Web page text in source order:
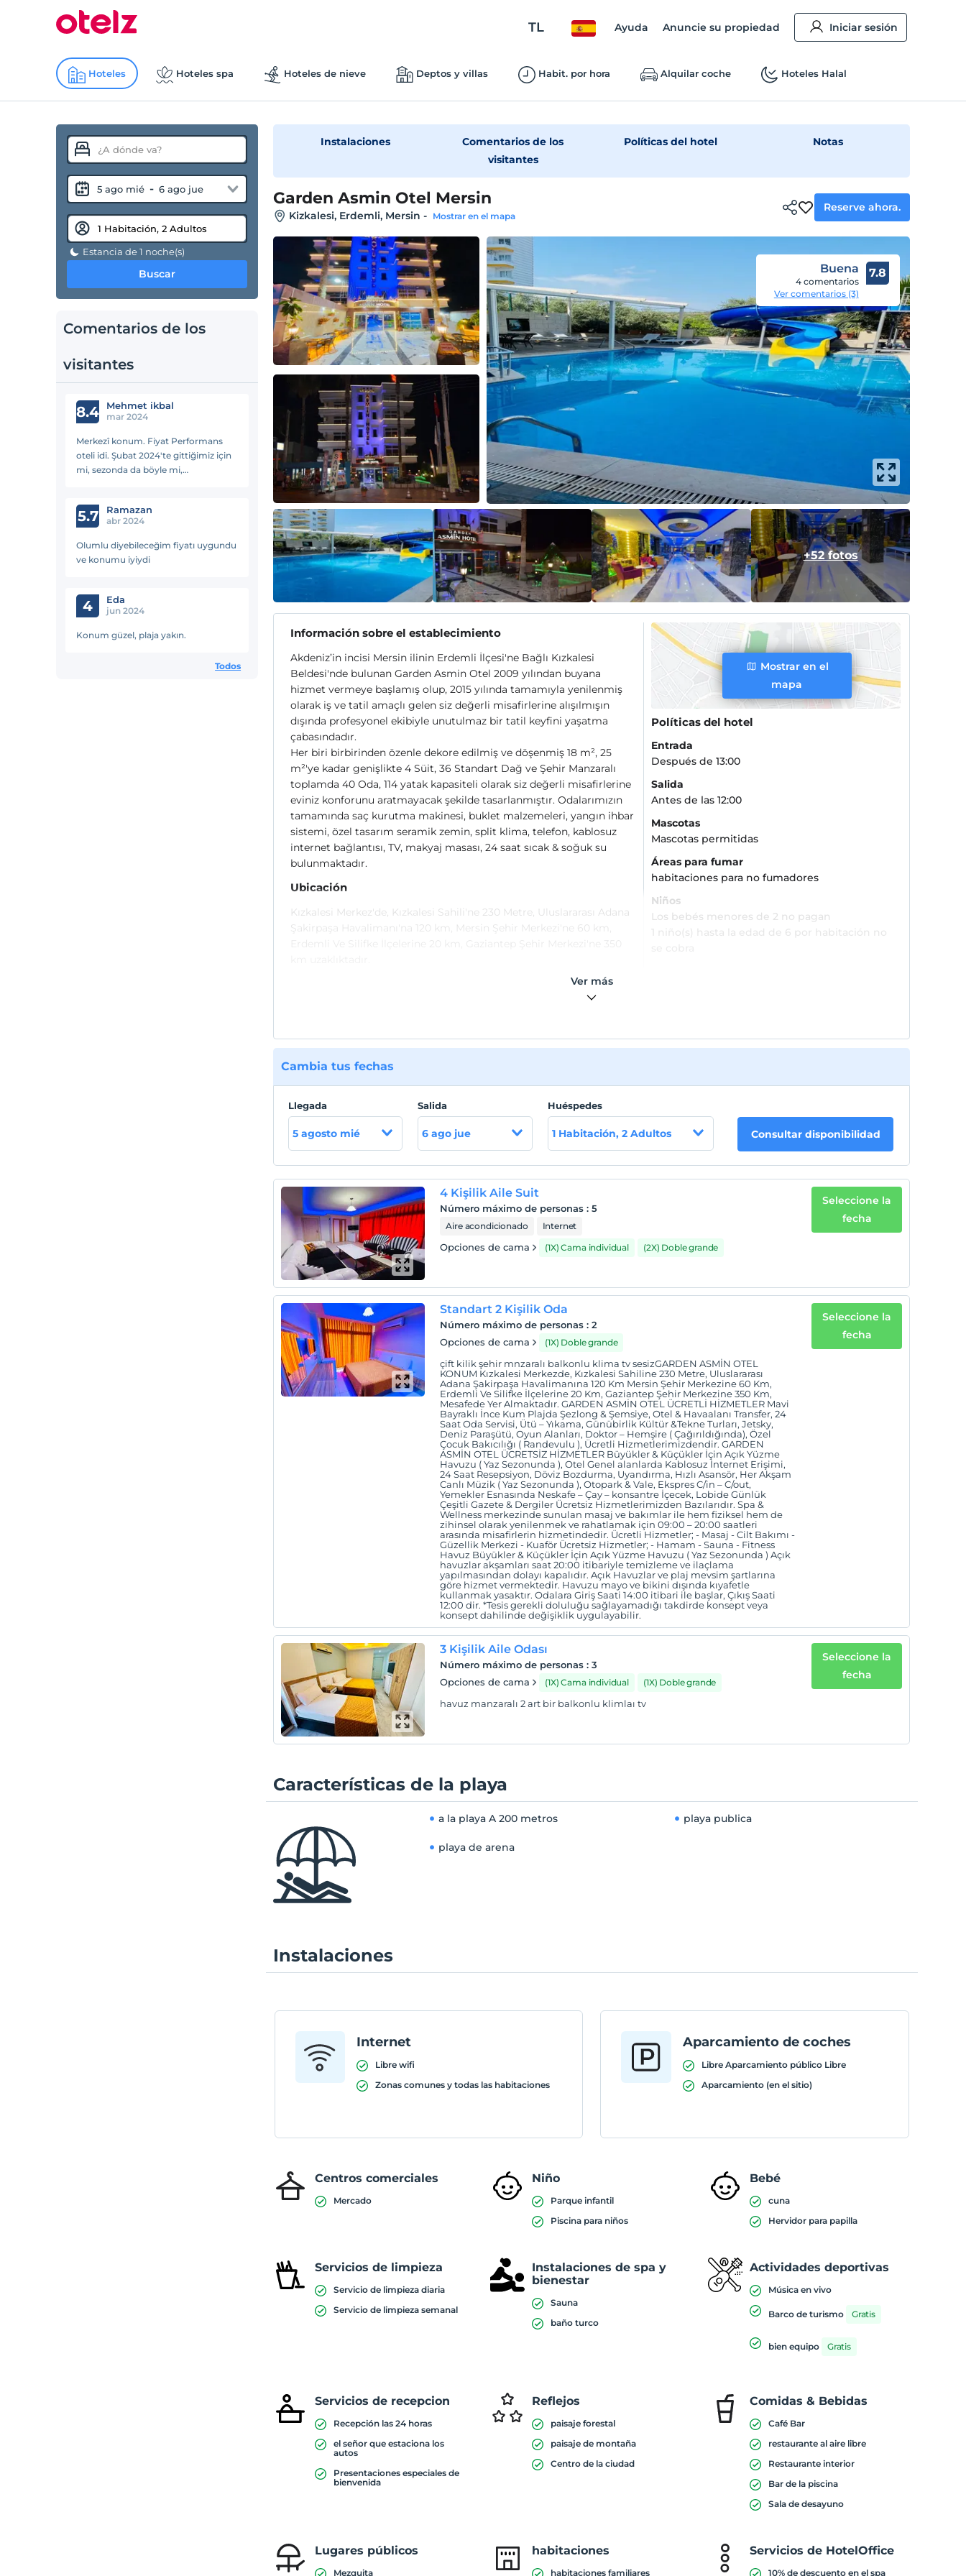
TL Ayuda Anuncie su propiedad Iniciar sesión
Hoteles Hoteles spa Hoteles de nieve Deptos y villas Habit. por hora Alquilar coche Hoteles Halal
5 ago mié - 6 ago jue
Estancia de 1 noche(s)
Buscar
Comentarios de los
visitantes
8.4 Mehmet i̇kbal
mar 2024
Merkezî konum. Fiyat Performans
oteli idi. Şubat 2024'te gittiğimiz için
mi, sezonda da böyle mi,
zaten. Sezon olmayınca, bunlar yok
5.7 Ramazan
abr 2024
Olumlu diyebileceğim fiyatı uygundu
ve konumu iyiydi
4 Eda
jun 2024
Konum güzel, plaja yakın.
Todos
Instalaciones
Comentarios de los
visitantes
Políticas del hotel Notas
Garden Asmin Otel Mersin
Kizkalesi, Erdemli, Mersin - Mostrar en el mapa
Reserve ahora.
Buena
4 comentarios
Ver comentarios (3)
7.8
+52 fotos
Información sobre el establecimiento
Akdeniz’in incisi Mersin ilinin Erdemli İlçesi'ne Bağlı Kızkalesi
Beldesi'nde bulunan Garden Asmin Otel 2009 yılından buyana
hizmet vermeye başlamış olup, 2015 yılında tamamıyla yenilenmiş
olarak iş ve tatil amaçlı gelen siz değerli misafirlerine alışılmışın
dışında profesyonel ekibiyle unutulmaz bir tatil keyfini yaşatma
çabasındadır.
Her biri birbirinden özenle dekore edilmiş ve döşenmiş 18 m², 25
m²'ye kadar genişlikte 4 Süit, 36 Standart Dağ ve Şehir Manzaralı
toplamda 40 Oda, 114 yatak kapasiteli olarak siz değerli misafirlerine
eviniz konforunu aratmayacak şekilde tasarlanmıştır. Odalarımızın
tamamında saç kurutma makinesi, buklet malzemeleri, yangın ihbar
sistemi, özel tasarım seramik zemin, split klima, telefon, kablosuz
internet bağlantısı, TV, makyaj masası, 24 saat sıcak & soğuk su
bulunmaktadır.
Ubicación
Kızkalesi Merkez'de, Kızkalesi Sahili'ne 230 Metre, Uluslararası Adana
Şakirpaşa Havalimanı'na 120 km, Mersin Şehir Merkezi'ne 60 km,
Mostrar en el
mapa
Políticas del hotel
Entrada
Después de 13:00
Salida
Antes de las 12:00
Mascotas
Mascotas permitidas
Áreas para fumar
habitaciones para no fumadores
Niños
Los bebés menores de 2 no pagan
1 niño(s) hasta la edad de 6 por habitación no
Ver más
Cambia tus fechas
Llegada
5 agosto mié
Salida
6 ago jue
Huéspedes
1 Habitación, 2 Adultos Consultar disponibilidad
4 Kişilik Aile Suit
Número máximo de personas :5
Aire acondicionado Internet
Opciones de cama (1X) Cama individual (2X) Doble grande
Seleccione la
fecha
Standart 2 Kişilik Oda
Número máximo de personas :2
Opciones de cama
(1X) Doble grande
çift kilik şehir mnzaralı balkonlu klima tv sesizGARDEN ASMİN OTEL
KONUM Kızkalesi Merkezde, Kızkalesi Sahiline 230 Metre, Uluslararası
Adana Şakirpaşa Havalimanına 120 Km Mersin Şehir Merkezine 60 Km,
Erdemli Ve Silifke İlçelerine 20 Km, Gaziantep Şehir Merkezine 350 Km,
Mesafede Yer Almaktadır. GARDEN ASMİN OTEL ÜCRETLİ HİZMETLER Mavi
Bayraklı İnce Kum Plajda Şezlong & Şemsiye, Otel & Havaalanı Transfer, 24
Saat Oda Servisi, Ütü – Yıkama, Günübirlik Kültür &Tekne Turları, Jetsky,
Deniz Paraşütü, Oyun Alanları, Doktor – Hemşire ( Çağırıldığında), Özel
Çocuk Bakıcılığı ( Randevulu ), Ücretli Hizmetlerimizdendir. GARDEN
ASMİN OTEL ÜCRETSİZ HİZMETLER Büyükler & Küçükler İçin Açık Yüzme
Havuzu ( Yaz Sezonunda ), Otel Genel alanlarda Kablosuz İnternet Erişimi,
24 Saat Resepsiyon, Döviz Bozdurma, Uyandırma, Hızlı Asansör, Her Akşam
Canlı Müzik ( Yaz Sezonunda ), Otopark & Vale, Ekspres C/in – C/out,
Yemekler Esnasında Neskafe – Çay – konsantre İçecek, Lobide Günlük
Çeşitli Gazete & Dergiler Ücretsiz Hizmetlerimizden Bazılarıdır. Spa &
Wellness merkezinde sunulan masaj ve bakımlar ile hem fiziksel hem de
zihinsel olarak yenilenmek ve rahatlamak için 09:00 – 20:00 saatleri
arasında misafirlerin hizmetindedir. Ücretli Hizmetler; - Masaj - Cilt Bakımı -
Güzellik Merkezi - Kuaför Ücretsiz Hizmetler; - Hamam - Sauna - Fitness
Havuz Büyükler & Küçükler İçin Açık Yüzme Havuzu ( Yaz Sezonunda ) Açık
havuzlar akşamları saat 20:00 itibariyle temizleme ve ilaçlama
yapılmasından dolayı kapalıdır. Açık Havuzlar ve plaj mevsim şartlarına
göre hizmet vermektedir. Havuzu mayo ve bikini dışında kıyafetle
kullanmak yasaktır. Odalara Giriş Saati 14:00 itibari ile başlar, Çıkış Saati
12:00 dir. *Tesis gerekli doluluğu sağlayamadığı takdirde konsept veya
konsept dahilinde değişiklik uygulayabilir.
Seleccione la
fecha
3 Kişilik Aile Odası
Número máximo de personas :3
Opciones de cama
(1X) Cama individual (1X) Doble grande
havuz manzaralı 2 art bir balkonlu klimlaı tv
Seleccione la
fecha
Características de la playa
a la playa A 200 metros playa publica
playa de arena
Instalaciones
Internet
Libre wifi
Zonas comunes y todas las habitaciones
Aparcamiento de coches
Libre Aparcamiento público Libre
Aparcamiento (en el sitio)
Centros comerciales
Mercado
Niño
Parque infantil
Piscina para niños
Bebé
cuna
Hervidor para papilla
Servicios de limpieza
Servicio de limpieza diaria
Servicio de limpieza semanal
Instalaciones de spa y
bienestar
Sauna
baño turco
Actividades deportivas
Música en vivo
Barco de turismo Gratis
bien equipo Gratis
Servicios de recepcion
Recepción las 24 horas
el señor que estaciona los
autos
Presentaciones especiales de
bienvenida
Reflejos
paisaje forestal
paisaje de montaña
Centro de la ciudad
Comidas & Bebidas
Café Bar
restaurante al aire libre
Restaurante interior
Bar de la piscina
Sala de desayuno
Lugares públicos
Mezquita
habitaciones
habitaciones familiares
Servicios de HotelOffice
10% de descuento en el spa